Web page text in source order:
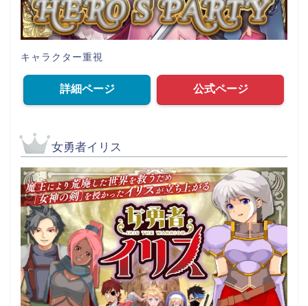
キャラクター重視
詳細ページ 公式ページ
女勇者イリス